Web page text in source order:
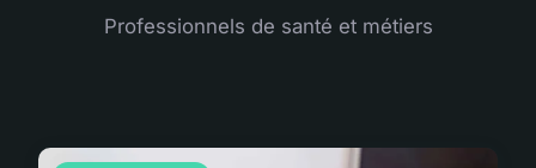
Professionnels de santé et métiers